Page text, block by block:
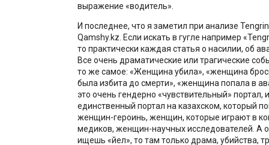
выражение «водитель».
И последнее, что я заметил при анализе
Qamshy.kz. Если искать в гугле например
то практически каждая статья о насилии, об
Все очень драматические или трагические
то же самое: «Женщина убила», «женщина
была избита до смерти», «женщина попала в
это очень гендерно «чувствительный» портал,
единственный портал на казахском, который
женщин-героинь, женщин, которые играют в
медиков, женщин-научных исследователей. А
ищешь «әйел», то там только драма, убийства,